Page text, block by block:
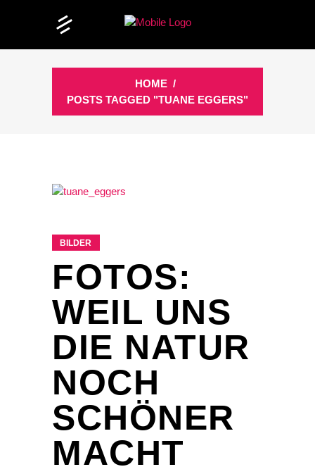
HOME /
POSTS TAGGED "TUANE EGGERS"
BILDER
FOTOS:
WEIL UNS
DIE NATUR
NOCH
SCHÖNER
MACHT